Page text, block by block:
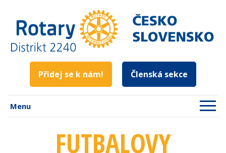
Přidej se k nám! Členská sekce
Menu
FUTBALOVY